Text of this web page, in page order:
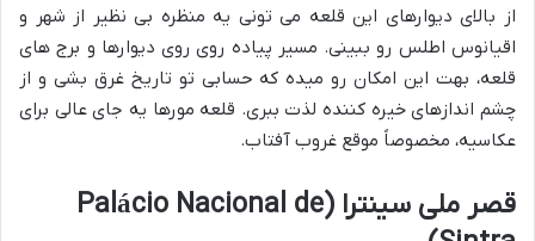
از بالای دیوارهای این قلعه می تونی یه منظره بی نظیر از شهر و
اقیانوس اطلس رو ببینی. مسیر پیاده روی روی دیوارها و برج های
قلعه، بهت این امکان رو میده که حسابی تو تاریخ غرق بشی و از
چشم اندازهای خیره کننده لذت ببری. قلعه مورها یه جای عالی برای
عکاسیه، مخصوصاً موقع غروب آفتاب.
قصر ملی سینترا (Palácio Nacional de